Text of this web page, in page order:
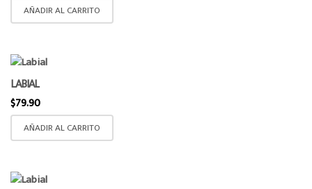
AÑADIR AL CARRITO
LABIAL
$79.90
AÑADIR AL CARRITO